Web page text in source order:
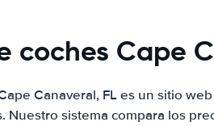
coches Cape
Canaveral, FL es un sitio
Nuestro sistema compara los